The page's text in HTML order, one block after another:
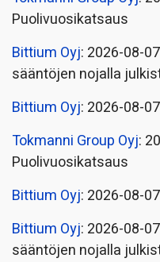
Puolivuosikatsaus
Bittium Oyj: 2026-08-
sääntöjen nojalla
Bittium Oyj: 2026-08-
Tokmanni Group Oyj:
Puolivuosikatsaus
Bittium Oyj: 2026-08-
Bittium Oyj: 2026-08-
sääntöjen nojalla